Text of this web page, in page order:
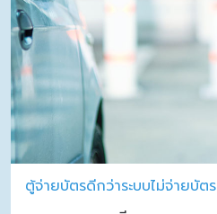
ตู้จ่ายบัตรดีกว่าระบบไม่จ่ายบัต